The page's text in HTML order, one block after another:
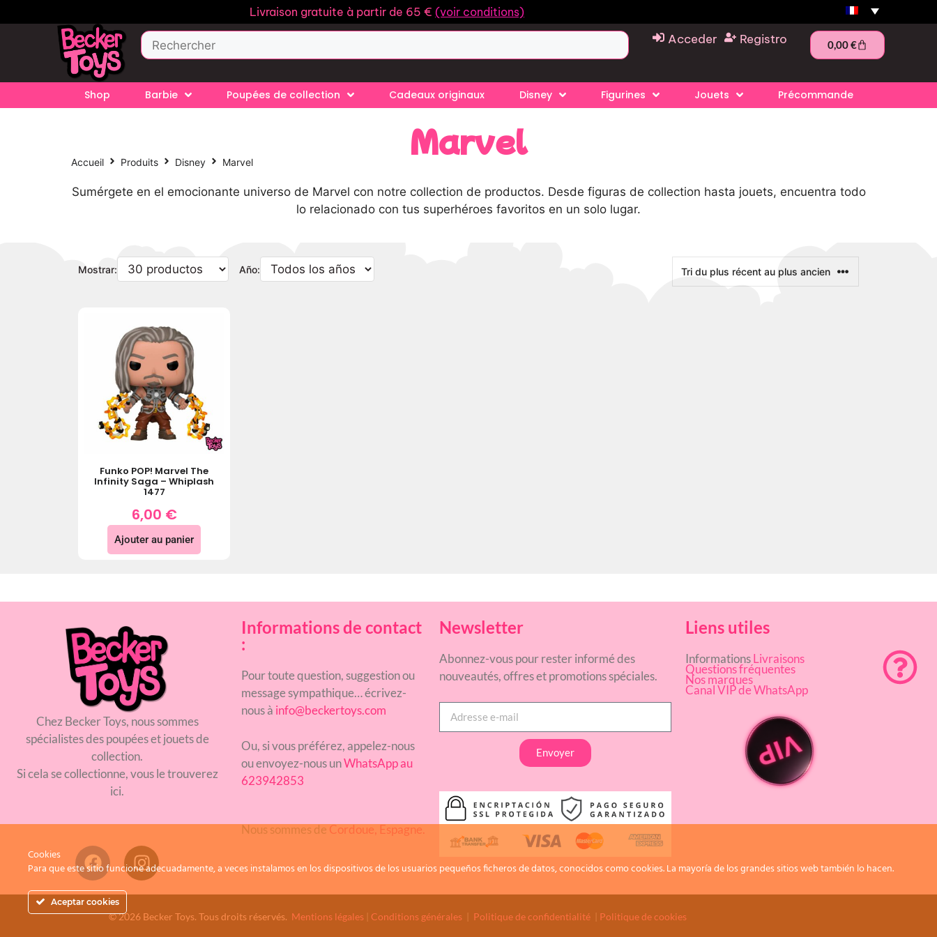
Livraison gratuite à partir de 65 € (voir conditions)
Acceder Registro 0,00€
Shop Barbie Poupées de collection Cadeaux originaux Disney Figurines Jouets Précommande
Marvel
Accueil Produits Disney Marvel
Sumérgete en el emocionante universo de Marvel con notre collection de productos. Desde figuras de collection hasta jouets, encuentra todo
lo relacionado con tus superhéroes favoritos en un solo lugar.
Mostrar: Año:
Funko POP! Marvel The
Infinity Saga – Whiplash
1477
6,00 €
Ajouter au panier
Chez Becker Toys, nous sommes
spécialistes des poupées et jouets de
collection.
Si cela se collectionne, vous le trouverez
ici.
Informations de contact
:
Pour toute question, suggestion ou
message sympathique… écrivez-
nous à info@beckertoys.com
Ou, si vous préférez, appelez-nous
ou envoyez-nous unWhatsApp au
623942853
Nous sommes de Cordoue, Espagne.
Newsletter
Abonnez-vous pour rester informé des
nouveautés, offres et promotions spéciales.
Envoyer
Liens utiles
InformationsLivraisons
Questions fréquentes
Nos marques
Canal VIP de WhatsApp
© 2026 Becker Toys. Tous droits réservés. Mentions légales| Conditions générales| Politique de confidentialité Politique de cookies
Cookies
Para que este sitio funcione adecuadamente, a veces instalamos en los dispositivos de los usuarios pequeños ficheros de datos, conocidos como cookies. La mayoría de los grandes sitios web también lo hacen.
Aceptar cookies